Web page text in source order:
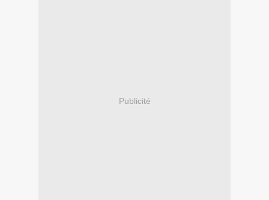
Publicité